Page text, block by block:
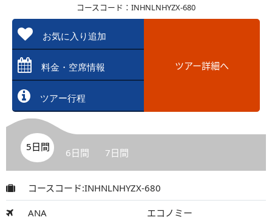
コースコード：INHNLNHYZX-680
お気に入り追加
料金・空席情報
ツアー行程
ツアー詳細へ
5日間 6日間 7日間
コースコード:INHNLNHYZX-680
ANA エコノミー